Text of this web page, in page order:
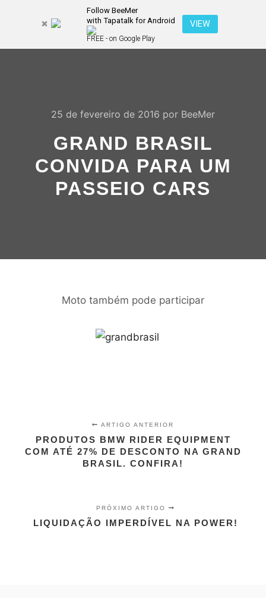
Follow BeeMer
with Tapatalk for Android
FREE - on Google Play
VIEW
25 de fevereiro de 2016 por BeeMer
GRAND BRASIL
CONVIDA PARA UM
PASSEIO CARS
Moto também pode participar
ARTIGO ANTERIOR
PRODUTOS BMW RIDER EQUIPMENT
COM ATÉ 27% DE DESCONTO NA GRAND
BRASIL. CONFIRA!
PRÓXIMO ARTIGO
LIQUIDAÇÃO IMPERDÍVEL NA POWER!